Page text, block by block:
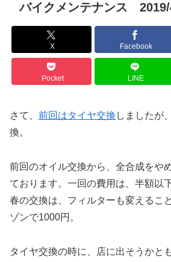
バイクメンテナンス
X Facebook
Pocket LINE
さて、 前回はタイヤ交換 しましたが
換。
前回のオイル交換から、全合成をや
ております。一回の費用は、半額以
春の交換は、フィルターも変えるこ
ゾンで1000円。
タイヤ交換の時に、店に出そうかと